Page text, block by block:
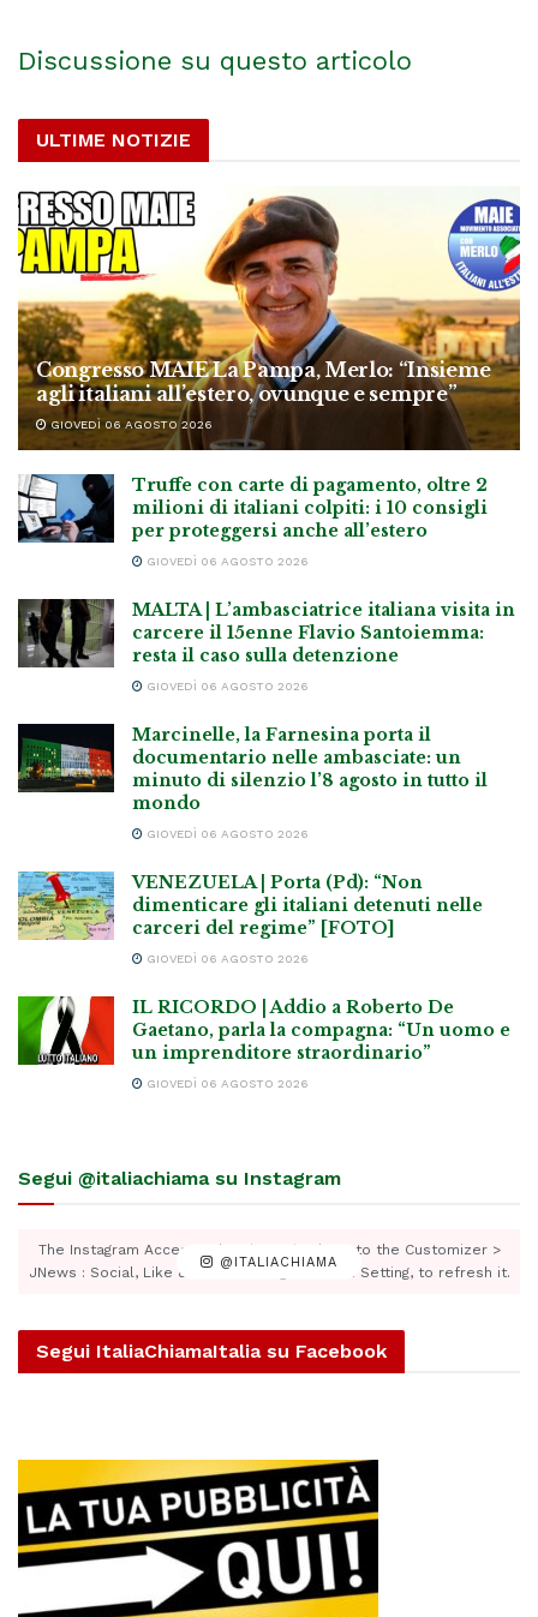
Discussione su questo articolo
ULTIME NOTIZIE
Congresso MAIE La Pampa, Merlo: “Insieme
agli italiani all’estero, ovunque e sempre”
GIOVEDÌ 06 AGOSTO 2026
Truffe con carte di pagamento, oltre 2
milioni di italiani colpiti: i 10 consigli
per proteggersi anche all’estero
GIOVEDÌ 06 AGOSTO 2026
MALTA | L’ambasciatrice italiana visita in
carcere il 15enne Flavio Santoiemma:
resta il caso sulla detenzione
GIOVEDÌ 06 AGOSTO 2026
Marcinelle, la Farnesina porta il
documentario nelle ambasciate: un
minuto di silenzio l’8 agosto in tutto il
mondo
GIOVEDÌ 06 AGOSTO 2026
VENEZUELA | Porta (Pd): “Non
dimenticare gli italiani detenuti nelle
carceri del regime” [FOTO]
GIOVEDÌ 06 AGOSTO 2026
IL RICORDO | Addio a Roberto De
Gaetano, parla la compagna: “Un uomo e
un imprenditore straordinario”
GIOVEDÌ 06 AGOSTO 2026
Segui @italiachiama su Instagram
@ITALIACHIAMA
The Instagram Access Token is expired, Go to the Customizer >
JNews : Social, Like & View > Instagram Feed Setting, to refresh it.
Segui ItaliaChiamaItalia su Facebook